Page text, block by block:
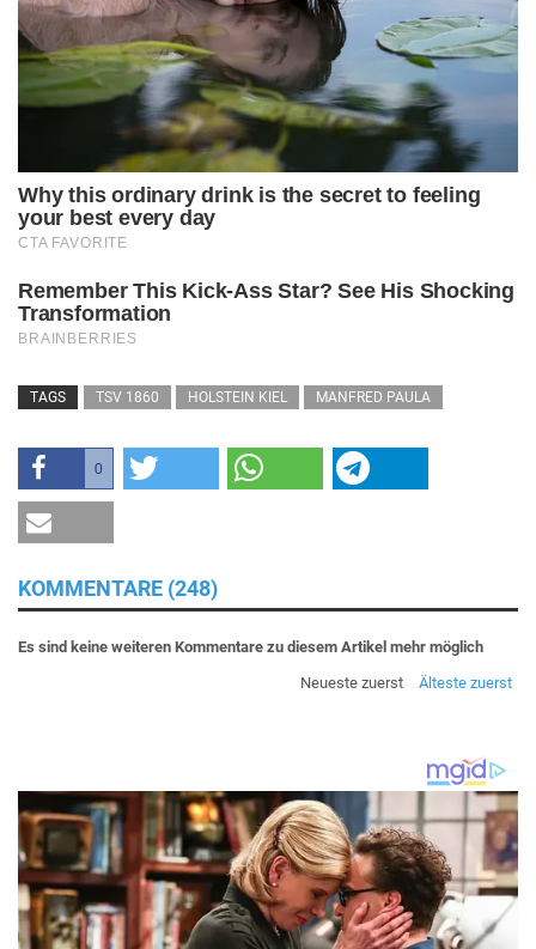
TAGS TSV 1860 HOLSTEIN KIEL MANFRED PAULA
0
KOMMENTARE (248)
Es sind keine weiteren Kommentare zu diesem Artikel mehr möglich
Neueste zuerst
Älteste zuerst